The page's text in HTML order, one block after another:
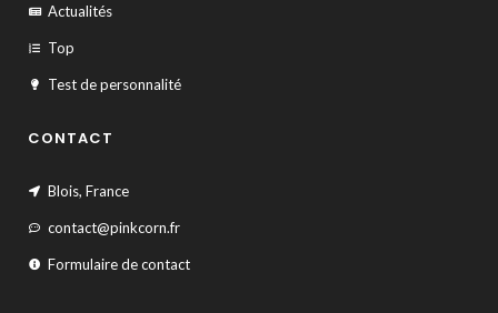
Actualités
Top
Test de personnalité
CONTACT
Blois, France
contact@pinkcorn.fr
Formulaire de contact